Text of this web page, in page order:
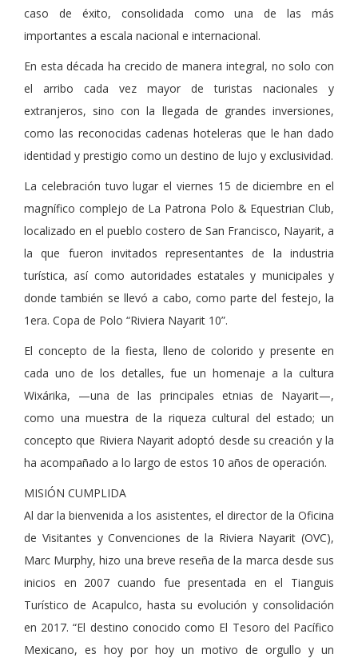
caso de éxito, consolidada como una de las más
importantes a escala nacional e internacional.
En esta década ha crecido de manera integral, no solo con
el arribo cada vez mayor de turistas nacionales y
extranjeros, sino con la llegada de grandes inversiones,
como las reconocidas cadenas hoteleras que le han dado
identidad y prestigio como un destino de lujo y exclusividad.
La celebración tuvo lugar el viernes 15 de diciembre en el
magnífico complejo de La Patrona Polo & Equestrian Club,
localizado en el pueblo costero de San Francisco, Nayarit, a
la que fueron invitados representantes de la industria
turística, así como autoridades estatales y municipales y
donde también se llevó a cabo, como parte del festejo, la
1era. Copa de Polo “Riviera Nayarit 10”.
El concepto de la fiesta, lleno de colorido y presente en
cada uno de los detalles, fue un homenaje a la cultura
Wixárika, —una de las principales etnias de Nayarit—,
como una muestra de la riqueza cultural del estado; un
concepto que Riviera Nayarit adoptó desde su creación y la
ha acompañado a lo largo de estos 10 años de operación.
MISIÓN CUMPLIDA
Al dar la bienvenida a los asistentes, el director de la Oficina
de Visitantes y Convenciones de la Riviera Nayarit (OVC),
Marc Murphy, hizo una breve reseña de la marca desde sus
inicios en 2007 cuando fue presentada en el Tianguis
Turístico de Acapulco, hasta su evolución y consolidación
en 2017. “El destino conocido como El Tesoro del Pacífico
Mexicano, es hoy por hoy un motivo de orgullo y un